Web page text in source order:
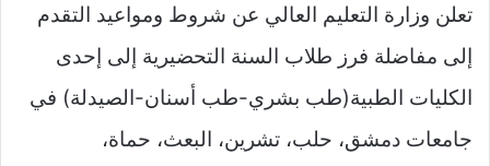
تعلن وزارة التعليم العالي عن شروط ومواعيد التقدم
إلى مفاضلة فرز طلاب السنة التحضيرية إلى إحدى
الكليات الطبية(طب بشري-طب أسنان-الصيدلة) في
جامعات دمشق، حلب، تشرين، البعث، حماة،